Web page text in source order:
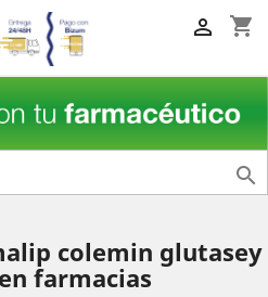
shopping_cart


colemin glutasey
farmacias